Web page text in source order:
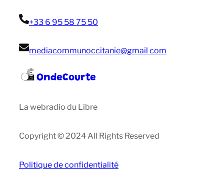
+33 6 95 58 75 50
mediacommunoccitanie@gmail com
OndeCourte
La webradio du Libre
Copyright © 2024 All Rights Reserved
Politique de confidentialité